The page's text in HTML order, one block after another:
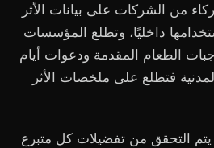
من الشركات على بيانات الأثر
داخليًا، وتطلع المؤسسات
الطعام المقدمة ودعوات أيام
فتطلع على ملخصات الأثر
التحقق من تفضيلات كل متبرع